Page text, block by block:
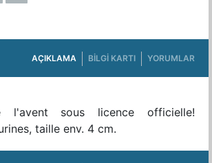
AÇIKLAMA BILGI KARTI YORUMLAR
l'avent sous licence officielle!
taille env. 4 cm.